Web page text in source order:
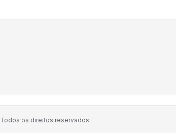
Todos os direitos reservados